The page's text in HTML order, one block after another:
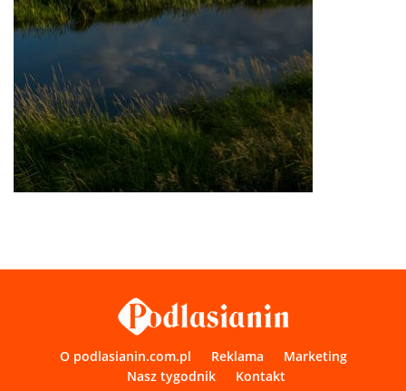
O podlasianin.com.pl Reklama
Marketing
Nasz tygodnik
Kontakt